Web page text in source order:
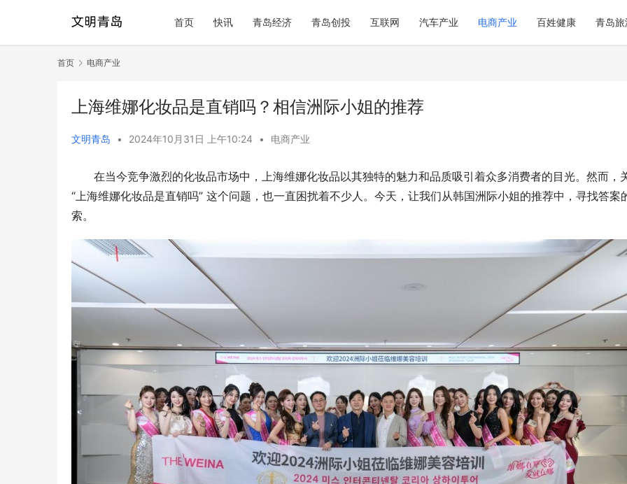
首页 快讯 青岛经济 青岛创投 互联网 汽车产业 电商产业 百姓健康 青岛旅
首页 电商产业
上海维娜化妆品是直销吗？相信洲际小姐的推荐
文明青岛 • 2024年10月31日 上午10:24 • 电商产业
在当今竞争激烈的化妆品市场中，上海维娜化妆品以其独特的魅力和品质吸引着众多消费者的目光。然而，
“上海维娜化妆品是直销吗” 这个问题，也一直困扰着不少人。今天，让我们从韩国洲际小姐的推荐中，寻找答案
索。